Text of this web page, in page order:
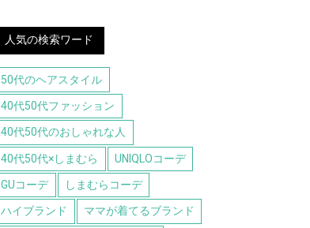
人気の検索ワード
50代のヘアスタイル
40代50代ファッション
40代50代のおしゃれな人
40代50代×しまむら UNIQLOコーデ
GUコーデ しまむらコーデ
ハイブランド ママが着てるブランド